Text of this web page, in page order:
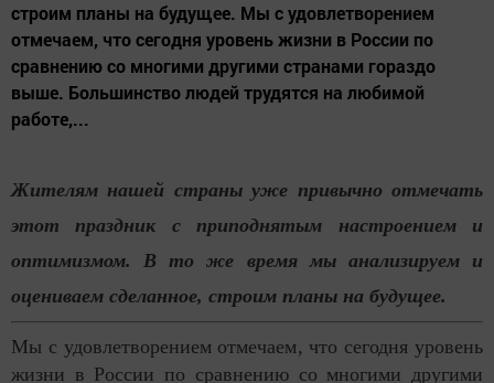
строим планы на будущее. Мы с удовлетворением
отмечаем, что сегодня уровень жизни в России по
сравнению со многими другими странами гораздо
выше. Большинство людей трудятся на любимой
работе,...
Жителям нашей страны уже привычно отмечать
этот праздник с приподнятым настроением и
оптимизмом. В то же время мы анализируем и
оцениваем сделанное, строим планы на будущее.
Мы с удовлетворением отмечаем, что сегодня уровень
жизни в России по сравнению со многими другими